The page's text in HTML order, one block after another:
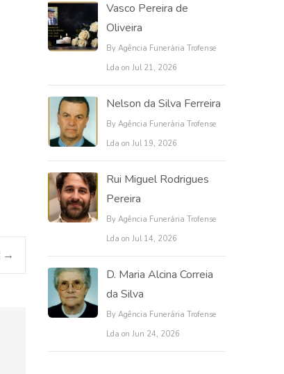
→
Vasco Pereira de
Oliveira
By Agência Funerária Trofense
Lda on Jul 21, 2026
Nelson da Silva Ferreira
By Agência Funerária Trofense
Lda on Jul 19, 2026
Rui Miguel Rodrigues
Pereira
By Agência Funerária Trofense
Lda on Jul 14, 2026
D. Maria Alcina Correia
da Silva
By Agência Funerária Trofense
Lda on Jun 24, 2026